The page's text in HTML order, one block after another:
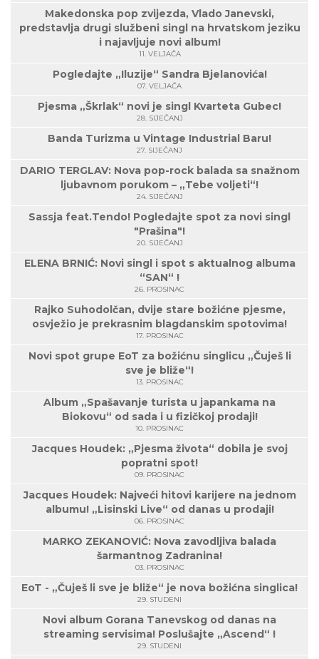
Makedonska pop zvijezda, Vlado Janevski,
predstavlja drugi službeni singl na hrvatskom jeziku
i najavljuje novi album!
11. VELJAČA
Pogledajte „Iluzije“ Sandra Bjelanovića!
07. VELJAČA
Pjesma „Škrlak“ novi je singl Kvarteta Gubec!
28. SIJEČANJ
Banda Turizma u Vintage Industrial Baru!
27. SIJEČANJ
DARIO TERGLAV: Nova pop-rock balada sa snažnom
ljubavnom porukom – „Tebe voljeti“!
24. SIJEČANJ
Sassja feat.Tendo! Pogledajte spot za novi singl
"Prašina"!
20. SIJEČANJ
ELENA BRNIĆ: Novi singl i spot s aktualnog albuma
“SAN“ !
26. PROSINAC
Rajko Suhodolčan, dvije stare božićne pjesme,
osvježio je prekrasnim blagdanskim spotovima!
17. PROSINAC
Novi spot grupe EoT za božićnu singlicu „Čuješ li
sve je bliže“!
13. PROSINAC
Album „Spašavanje turista u japankama na
Biokovu“ od sada i u fizičkoj prodaji!
10. PROSINAC
Jacques Houdek: „Pjesma života“ dobila je svoj
popratni spot!
09. PROSINAC
Jacques Houdek: Najveći hitovi karijere na jednom
albumu! „Lisinski Live“ od danas u prodaji!
06. PROSINAC
MARKO ZEKANOVIĆ: Nova zavodljiva balada
šarmantnog Zadranina!
03. PROSINAC
EoT - „Čuješ li sve je bliže“ je nova božićna singlica!
29. STUDENI
Novi album Gorana Tanevskog od danas na
streaming servisima! Poslušajte „Ascend“ !
29. STUDENI